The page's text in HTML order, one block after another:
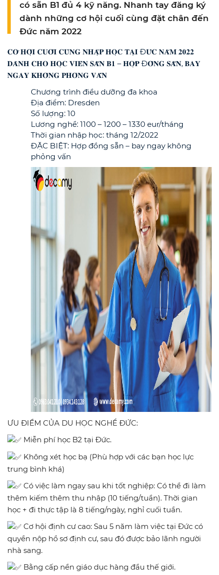
có sẵn B1 đủ 4 kỹ năng. Nhanh tay đăng ký
dành những cơ hội cuối cùng đặt chân đến
Đức năm 2022
𝐂𝐎̛ 𝐇𝐎̣̂𝐈 𝐂𝐔𝐎̂́𝐈 𝐂𝐔̀𝐍𝐆 𝐍𝐇𝐀̣̂𝐏 𝐇𝐎̣𝐂 𝐓𝐀̣𝐈 Đ𝐔̛́𝐂 𝐍𝐀̆𝐌 𝟐𝟎𝟐𝟐
𝐃𝐀̀𝐍𝐇 𝐂𝐇𝐎 𝐇𝐎̣𝐂 𝐕𝐈𝐄̂𝐍 𝐒𝐀̆̃𝐍 𝐁𝟏 – 𝐇𝐎̛̣𝐏 Đ𝐎̂̀𝐍𝐆 𝐒𝐀̆̃𝐍, 𝐁𝐀𝐘
𝐍𝐆𝐀𝐘 𝐊𝐇𝐎̂𝐍𝐆 𝐏𝐇𝐎̉𝐍𝐆 𝐕𝐀̂́𝐍
Chương trình điều dưỡng đa khoa
Địa điểm: Dresden
Số lượng: 10
Lương nghề: 1100 – 1200 – 1330 eur/tháng
Thời gian nhập học: tháng 12/2022
ĐẶC BIỆT: Hợp đồng sẵn – bay ngay không
phỏng vấn
ƯU ĐIỂM CỦA DU HỌC NGHỀ ĐỨC:
Miễn phí học B2 tại Đức.
Không xét học bạ (Phù hợp với các bạn học lực
trung bình khá)
Có việc làm ngay sau khi tốt nghiệp: Có thể đi làm
thêm kiếm thêm thu nhập (10 tiếng/tuần). Thời gian
học + đi thực tập là 8 tiếng/ngày, nghỉ cuối tuần.
Cơ hội định cư cao: Sau 5 năm làm việc tại Đức có
quyền nộp hồ sơ định cư, sau đó được bảo lãnh người
nhà sang.
Bằng cấp nền giáo dục hàng đầu thế giới.